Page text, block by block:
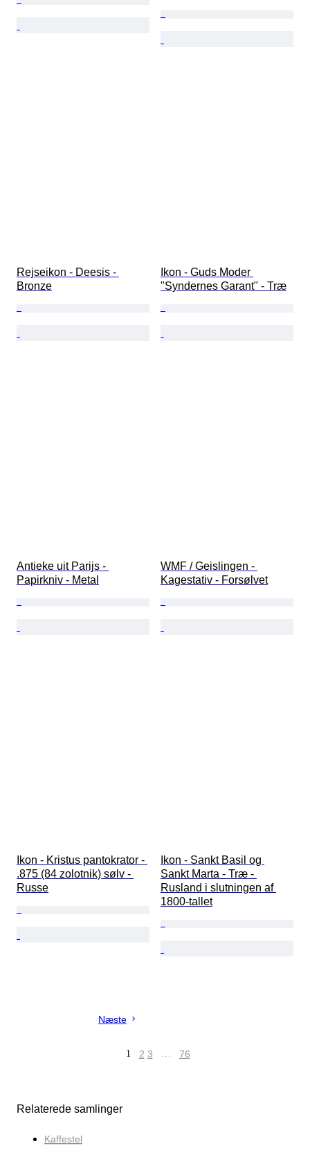
Rejseikon - Deesis -
Bronze
Ikon - Guds Moder
"Syndernes Garant" - Træ
Antieke uit Parijs -
Papirkniv - Metal
WMF / Geislingen -
Kagestativ - Forsølvet
Ikon - Kristus pantokrator -
.875 (84 zolotnik) sølv -
Russe
Ikon - Sankt Basil og
Sankt Marta - Træ -
Rusland i slutningen af
1800-tallet
Næste
1 2 3 … 76
Relaterede samlinger
Kaffestel